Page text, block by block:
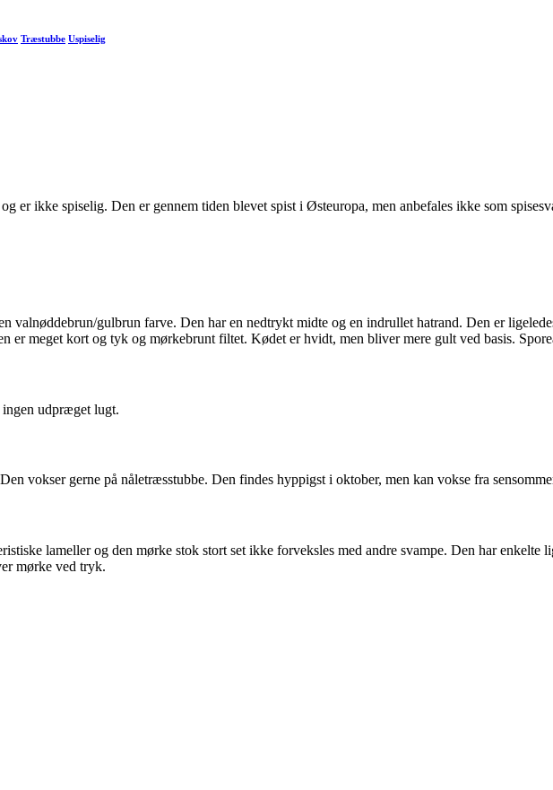
Træstubbe Uspiselig
er ikke spiselig. Den er gennem tiden blevet spist i Østeuropa, men anbefales ikke som
gulbrun farve. Den har en nedtrykt midte og en indrullet hatrand. Den er
er meget kort og tyk og mørkebrunt filtet. Kødet er hvidt, men bliver mere gult ved basis.
ingen udpræget lugt.
vokser gerne på nåletræsstubbe. Den findes hyppigst i oktober, men kan vokse fra
lameller og den mørke stok stort set ikke forveksles med andre svampe. Den har enkelte
mørke ved tryk.